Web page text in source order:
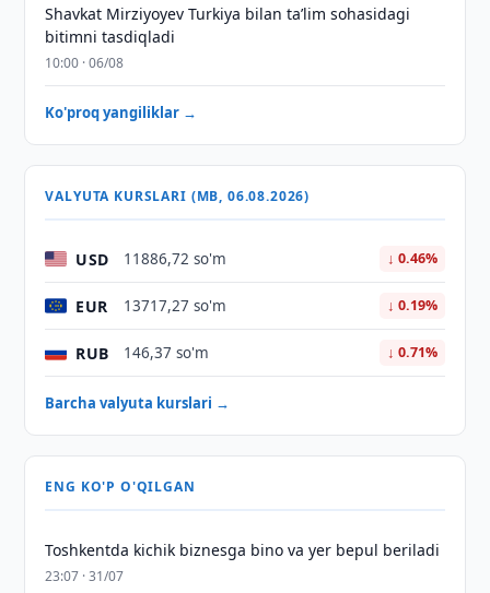
Shavkat Mirziyoyev Turkiya bilan taʼlim sohasidagi
bitimni tasdiqladi
10:00 · 06/08
Ko'proq yangiliklar →
VALYUTA KURSLARI (MB, 06.08.2026)
USD 11886,72 so'm ↓ 0.46%
EUR 13717,27 so'm ↓ 0.19%
RUB 146,37 so'm ↓ 0.71%
Barcha valyuta kurslari →
ENG KO'P O'QILGAN
Toshkentda kichik biznesga bino va yer bepul beriladi
23:07 · 31/07